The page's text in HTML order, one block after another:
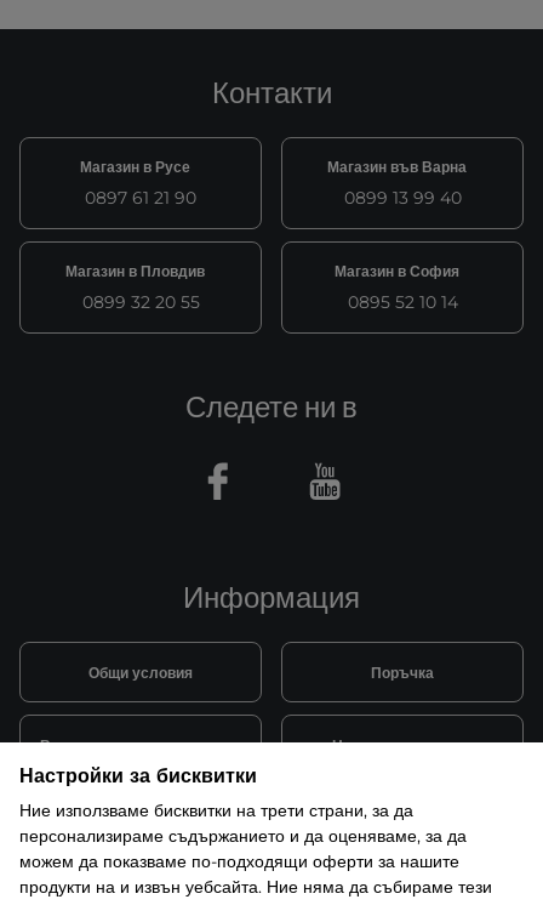
Контакти
Магазин в Русе
0897 61 21 90
Магазин във Варна
0899 13 99 40
Магазин в Пловдив
0899 32 20 55
Магазин в София
0895 52 10 14
Информация
Общи условия Поръчка
Видове и цена за транспорт Начини на плащане
Система за лоялни клиенти Монтаж и поддръжка
Рекламации и гаранция
Следете ни в
Facebook Youtube
Настройки за бисквитки
Ние използваме бисквитки на трети страни, за да
персонализираме съдържанието и да оценяваме, за да
можем да показваме по-подходящи оферти за нашите
продукти на и извън уебсайта. Ние няма да събираме тези